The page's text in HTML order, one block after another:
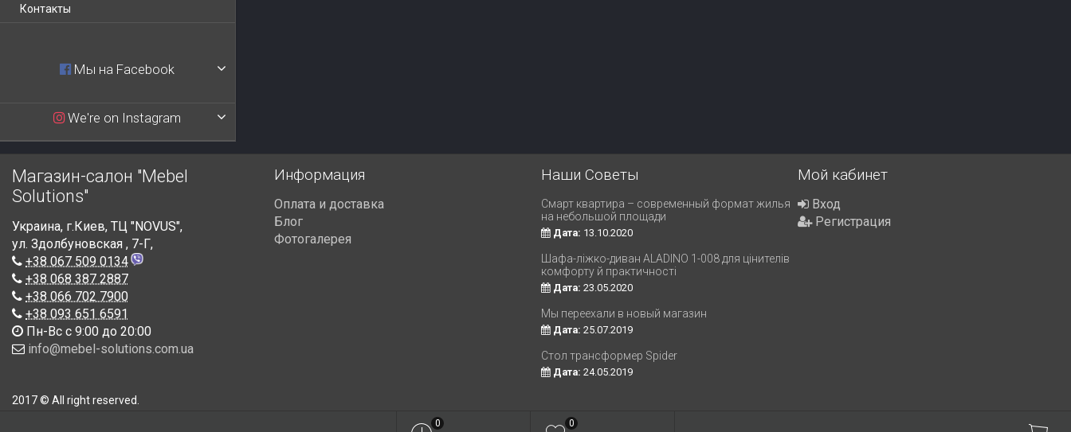
Контакты
Мы на Facebook
We're on Instagram
Магазин-салон "Mebel
Solutions"
Украина, г.Киев, ТЦ "NOVUS",
ул. Здолбуновская , 7-Г,
+38 067 509 0134
+38 068 387 2887
+38 066 702 7900
+38 093 651 6591
Пн-Вс с 9:00 до 20:00
info@mebel-solutions.com.ua
Информация
Оплата и доставка
Блог
Фотогалерея
Наши Советы
Смарт квартира – современный формат жилья
на небольшой площади
Дата: 13.10.2020
Шафа-ліжко-диван ALADINO 1-008 для цінителів
комфорту й практичності
Дата: 23.05.2020
Мы переехали в новый магазин
Дата: 25.07.2019
Стол трансформер Spider
Дата: 24.05.2019
Мой кабинет
Вход
Регистрация
2017 © All right reserved.
0 0